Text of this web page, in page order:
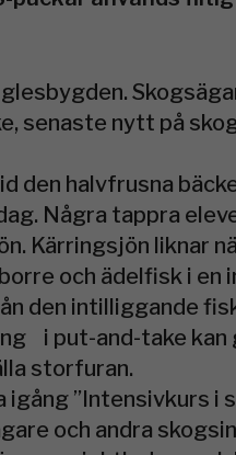
senaste nytt på
den halvfrusna
Några tappra
Kärringsjön liknar
och ädelfisk i en
den intilliggande
i put-and-take kan
storfuran.
igång ”Intensivkurs i
och andra